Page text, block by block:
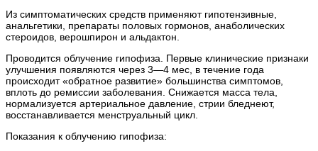
Из симптоматических средств применяют гипотензивные,
анальгетики, препараты половых гормонов, анаболических
стероидов, верошпирон и альдактон.
Проводится облучение гипофиза. Первые клинические признаки
улучшения появляются через 3—4 мес, в течение года
происходит «обратное развитие» большинства симптомов,
вплоть до ремиссии заболевания. Снижается масса тела,
нормализуется артериальное давление, стрии бледнеют,
восстанавливается менструальный цикл.
Показания к облучению гипофиза: